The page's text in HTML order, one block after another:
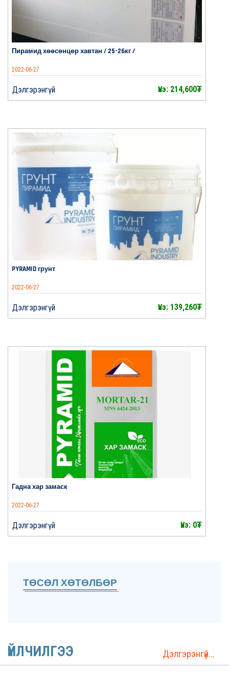
Пирамид хөөсөнцөр хавтан / 25-26кг /
2022-06-27
Дэлгэрэнгүй Үнэ: 214,600₮
PYRAMID грунт
2022-06-27
Дэлгэрэнгүй Үнэ: 139,260₮
Гадна хар замаск
2022-06-27
Дэлгэрэнгүй Үнэ: 0₮
ТӨСӨЛ ХӨТӨЛБӨР
ҮЙЛЧИЛГЭЭ Дэлгэрэнгүй...